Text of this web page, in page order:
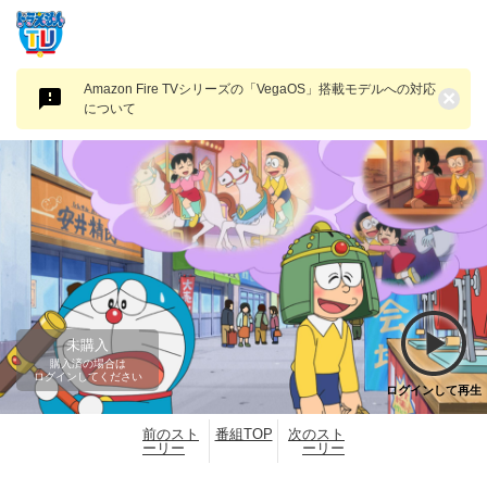
Amazon Fire TVシリーズの「VegaOS」搭載モデルへの対応
について
×
未購入
購入済の場合は
ログインしてください
ログインして再生
前のスト
ーリー
番組TOP
次のスト
ーリー